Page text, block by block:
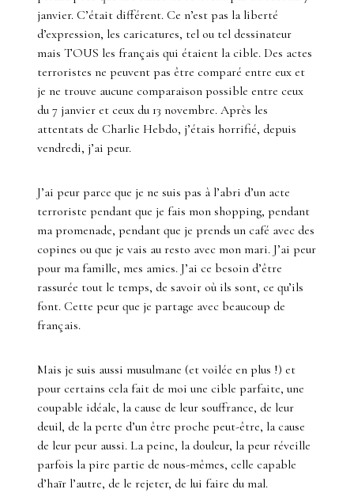
janvier. C’était différent. Ce n’est pas la liberté
d’expression, les caricatures, tel ou tel dessinateur
mais TOUS les français qui étaient la cible. Des actes
terroristes ne peuvent pas être comparé entre eux et
je ne trouve aucune comparaison possible entre ceux
du 7 janvier et ceux du 13 novembre. Après les
attentats de Charlie Hebdo, j’étais horrifié, depuis
vendredi, j’ai peur.
J’ai peur parce que je ne suis pas à l’abri d’un acte
terroriste pendant que je fais mon shopping, pendant
ma promenade, pendant que je prends un café avec des
copines ou que je vais au resto avec mon mari. J’ai peur
pour ma famille, mes amies. J’ai ce besoin d’être
rassurée tout le temps, de savoir où ils sont, ce qu’ils
font. Cette peur que je partage avec beaucoup de
français.
Mais je suis aussi musulmane (et voilée en plus !) et
pour certains cela fait de moi une cible parfaite, une
coupable idéale, la cause de leur souffrance, de leur
deuil, de la perte d’un être proche peut-être, la cause
de leur peur aussi. La peine, la douleur, la peur réveille
parfois la pire partie de nous-mêmes, celle capable
d’haïr l’autre, de le rejeter, de lui faire du mal.